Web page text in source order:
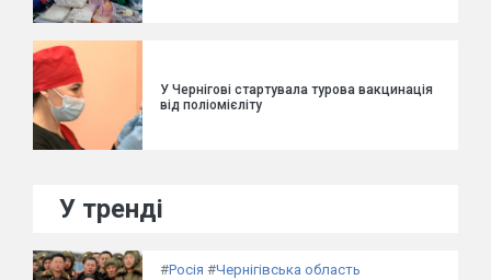
У Чернігові стартувала турова вакцинація
від поліомієліту
У тренді
#Росія #Чернігівська область